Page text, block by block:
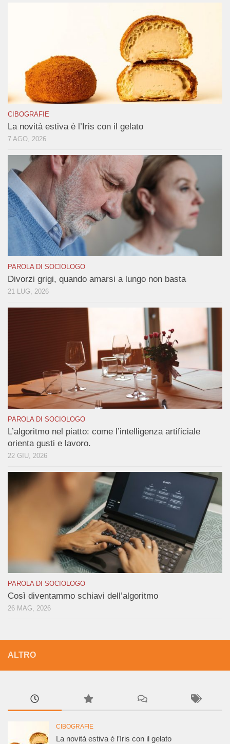
CIBOGRAFIE
La novità estiva è l’Iris con il gelato
7 AGO, 2026
PAROLA DI SOCIOLOGO
Divorzi grigi, quando amarsi a lungo non basta
21 LUG, 2026
PAROLA DI SOCIOLOGO
L’algoritmo nel piatto: come l’intelligenza artificiale
orienta gusti e lavoro.
22 GIU, 2026
PAROLA DI SOCIOLOGO
Così diventammo schiavi dell’algoritmo
26 MAG, 2026
ALTRO
CIBOGRAFIE
La novità estiva è l’Iris con il gelato